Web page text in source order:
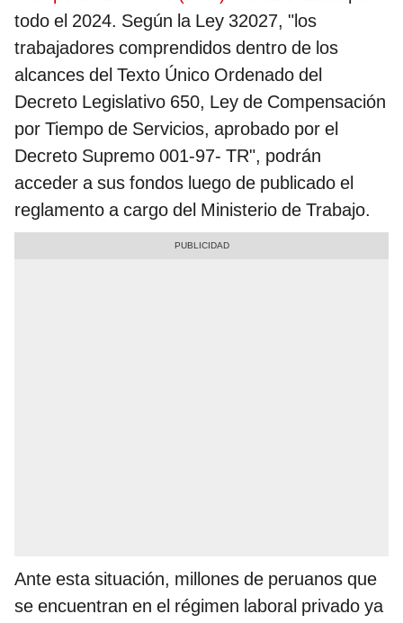
todo el 2024. Según la Ley 32027, "los
trabajadores comprendidos dentro de los
alcances del Texto Único Ordenado del
Decreto Legislativo 650, Ley de Compensación
por Tiempo de Servicios, aprobado por el
Decreto Supremo 001-97- TR", podrán
acceder a sus fondos luego de publicado el
reglamento a cargo del Ministerio de Trabajo.
Ante esta situación, millones de peruanos que
se encuentran en el régimen laboral privado ya